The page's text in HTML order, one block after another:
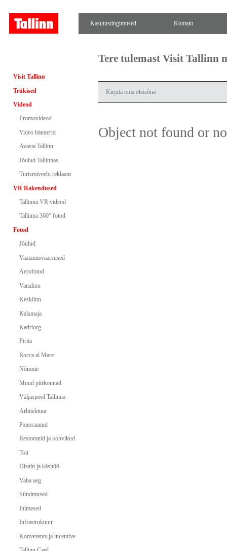
Kasutustingimused Kontakt
Visit Tallinn
Trükised
Videod
Promovideod
Video bännerid
Avasta Tallinn
Jõulud Tallinnas
Turismiveebi reklaam
VR Rakendused
Tallinna VR videod
Tallinna 360° fotod
Fotod
Jõulud
Vaatamisväärsused
Aerofotod
Vanalinn
Kesklinn
Kalamaja
Kadriorg
Pirita
Rocca al Mare
Nõmme
Muud piirkonnad
Väljaspool Tallinna
Arhitektuur
Panoraamid
Restoranid ja kohvikud
Toit
Disain ja käsitöö
Vaba aeg
Sündmused
Inimesed
Infrastruktuur
Konverents ja incentive
Tere tulemast Visit Tallinn
Object not found or